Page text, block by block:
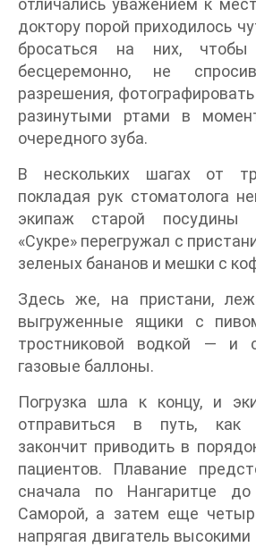
отличались уважением к
доктору порой приходилось
бросаться на них,
бесцеремонно, не
разрешения,
разинутыми ртами в
очередного зуба.
В нескольких шагах от
покладая рук стоматолога
экипаж старой посудины
«Сукре» перегружал с
зеленых бананов и мешки с
Здесь же, на пристани,
выгруженные ящики с
тростниковой водкой — и
газовые баллоны.
Погрузка шла к концу, и
отправиться в путь, как
закончит приводить в
пациентов. Плавание
сначала по Нангаритце
Саморой, а затем еще
напрягая двигатель